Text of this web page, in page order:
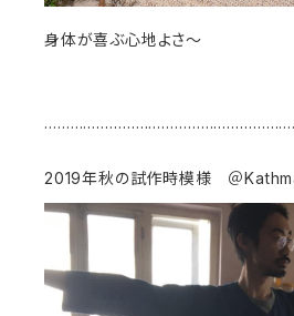
身体が喜ぶ心地よさ〜
2019年秋の試作時模様 ＠